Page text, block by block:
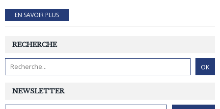
EN SAVOIR PLUS
NEWSLETTER
RECHERCHE